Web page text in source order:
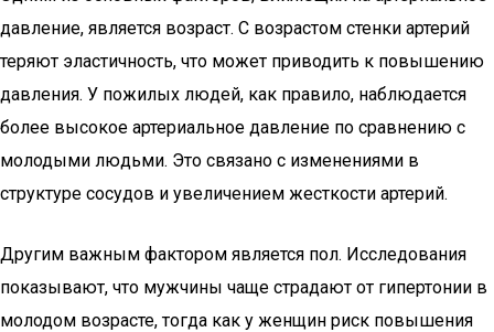
давление, является возраст. С возрастом стенки артерий
теряют эластичность, что может приводить к повышению
давления. У пожилых людей, как правило, наблюдается
более высокое артериальное давление по сравнению с
молодыми людьми. Это связано с изменениями в
структуре сосудов и увеличением жесткости артерий.
Другим важным фактором является пол. Исследования
показывают, что мужчины чаще страдают от гипертонии в
молодом возрасте, тогда как у женщин риск повышения